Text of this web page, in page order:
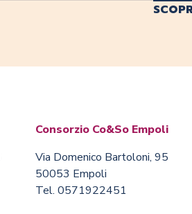
Consorzio Co&So Empoli
Via Domenico Bartoloni, 95
50053 Empoli
Tel. 0571922451